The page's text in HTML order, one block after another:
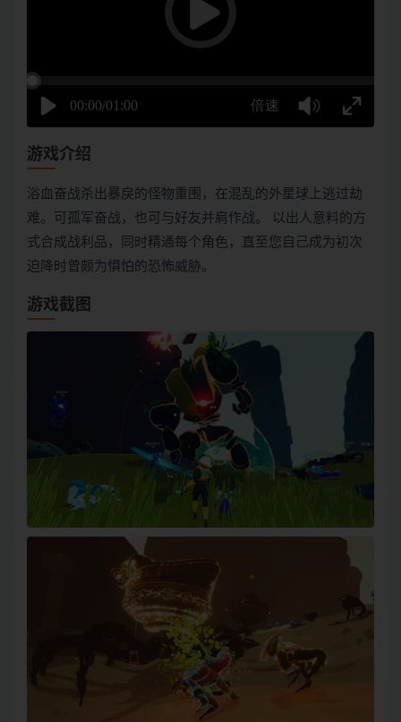
游戏介绍
浴血奋战杀出暴戾的怪物重围，在混乱的外星球上逃过劫
难。可孤军奋战，也可与好友并肩作战。 以出人意料的方
式合成战利品，同时精通每个角色，直至您自己成为初次
迫降时曾颇为惧怕的恐怖威胁。
游戏截图